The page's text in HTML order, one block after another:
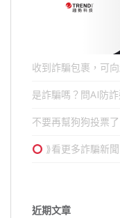
收到詐騙包裹，可
是詐騙嗎？問AI防
不要再幫狗狗投票
⟫看更多詐騙新
近期文章